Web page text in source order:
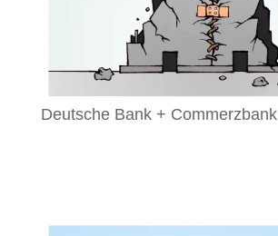
Deutsche Bank + Commerzbank